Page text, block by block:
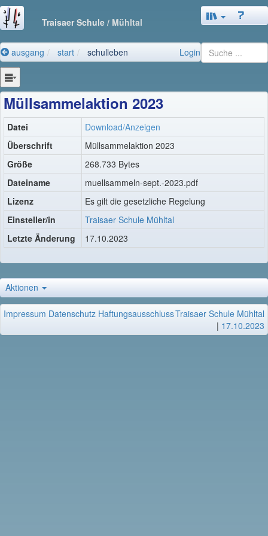
Traisaer Schule / Mühltal
ausgang start schulleben Login
Müllsammelaktion 2023
Datei
Download/Anzeigen
Überschrift
Müllsammelaktion 2023
Größe
268.733 Bytes
Dateiname
muellsammeln-sept.-2023.pdf
Lizenz
Es gilt die gesetzliche Regelung
Einsteller/in
Traisaer Schule Mühltal
Letzte Änderung
17.10.2023
Aktionen
Impressum Datenschutz HaftungsausschlussTraisaer Schule Mühltal
| 17.10.2023